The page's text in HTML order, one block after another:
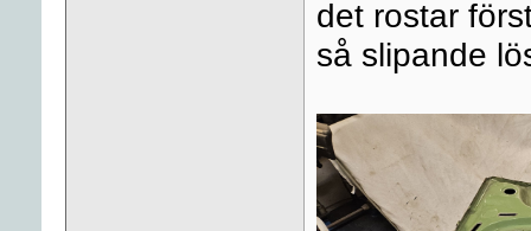
det rostar
så slipande